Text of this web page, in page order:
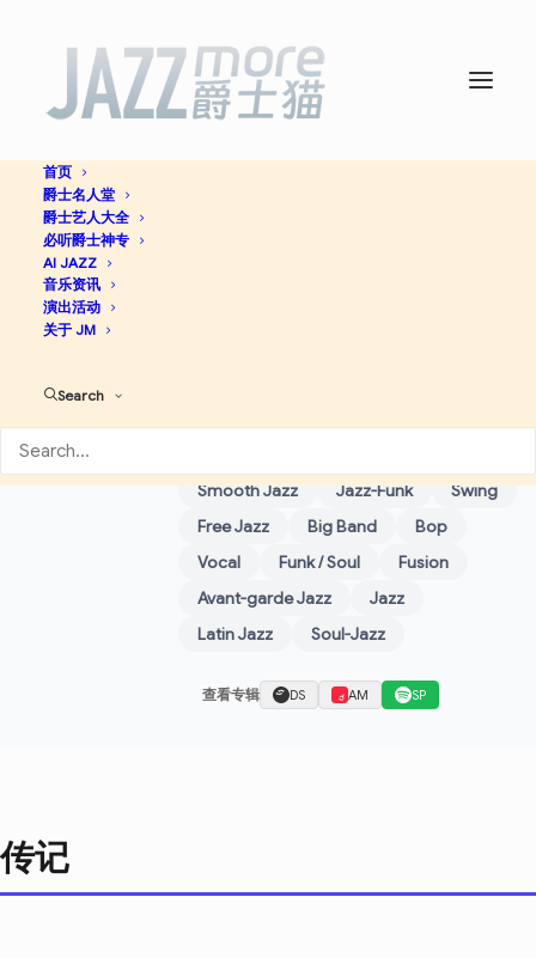
首页
爵士名人堂
爵士艺人大全
必听爵士神专
AI JAZZ
音乐资讯
演出活动
关于 JM
Search
重要
Smooth Jazz
Jazz-Funk
Swing
Free Jazz
Big Band
Bop
Vocal
Funk / Soul
Fusion
Avant-garde Jazz
Jazz
Latin Jazz
Soul-Jazz
查看专辑 DS AM SP
传记